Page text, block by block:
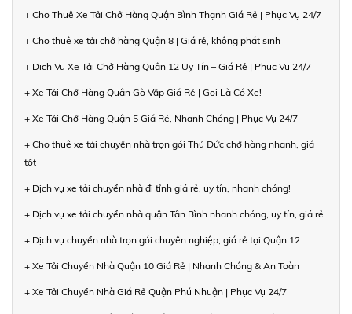
+ Cho Thuê Xe Tải Chở Hàng Quận Bình Thạnh Giá Rẻ | Phục Vụ 24/7
+ Cho thuê xe tải chở hàng Quận 8 | Giá rẻ, không phát sinh
+ Dịch Vụ Xe Tải Chở Hàng Quận 12 Uy Tín – Giá Rẻ | Phục Vụ 24/7
+ Xe Tải Chở Hàng Quận Gò Vấp Giá Rẻ | Gọi Là Có Xe!
+ Xe Tải Chở Hàng Quận 5 Giá Rẻ, Nhanh Chóng | Phục Vụ 24/7
+ Cho thuê xe tải chuyển nhà trọn gói Thủ Đức chở hàng nhanh, giá
tốt
+ Dịch vụ xe tải chuyển nhà đi tỉnh giá rẻ, uy tín, nhanh chóng!
+ Dịch vụ xe tải chuyển nhà quận Tân Bình nhanh chóng, uy tín, giá rẻ
+ Dịch vụ chuyển nhà trọn gói chuyên nghiệp, giá rẻ tại Quận 12
+ Xe Tải Chuyển Nhà Quận 10 Giá Rẻ | Nhanh Chóng & An Toàn
+ Xe Tải Chuyển Nhà Giá Rẻ Quận Phú Nhuận | Phục Vụ 24/7